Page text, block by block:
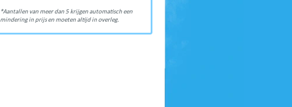
*Aantallen van meer dan 5 krijgen automatisch een
mindering in prijs en moeten altijd in overleg.